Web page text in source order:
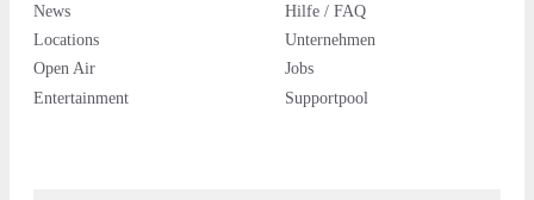
News
Locations
Open Air
Entertainment
Hilfe / FAQ
Unternehmen
Jobs
Supportpool